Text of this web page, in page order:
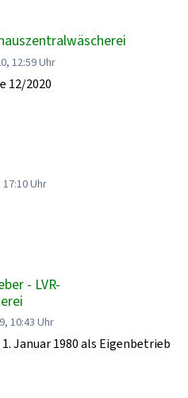
12:59 Uhr
12/2020
Uhr
- LVR-
10:43 Uhr
Januar 1980 als Eigenbetrieb